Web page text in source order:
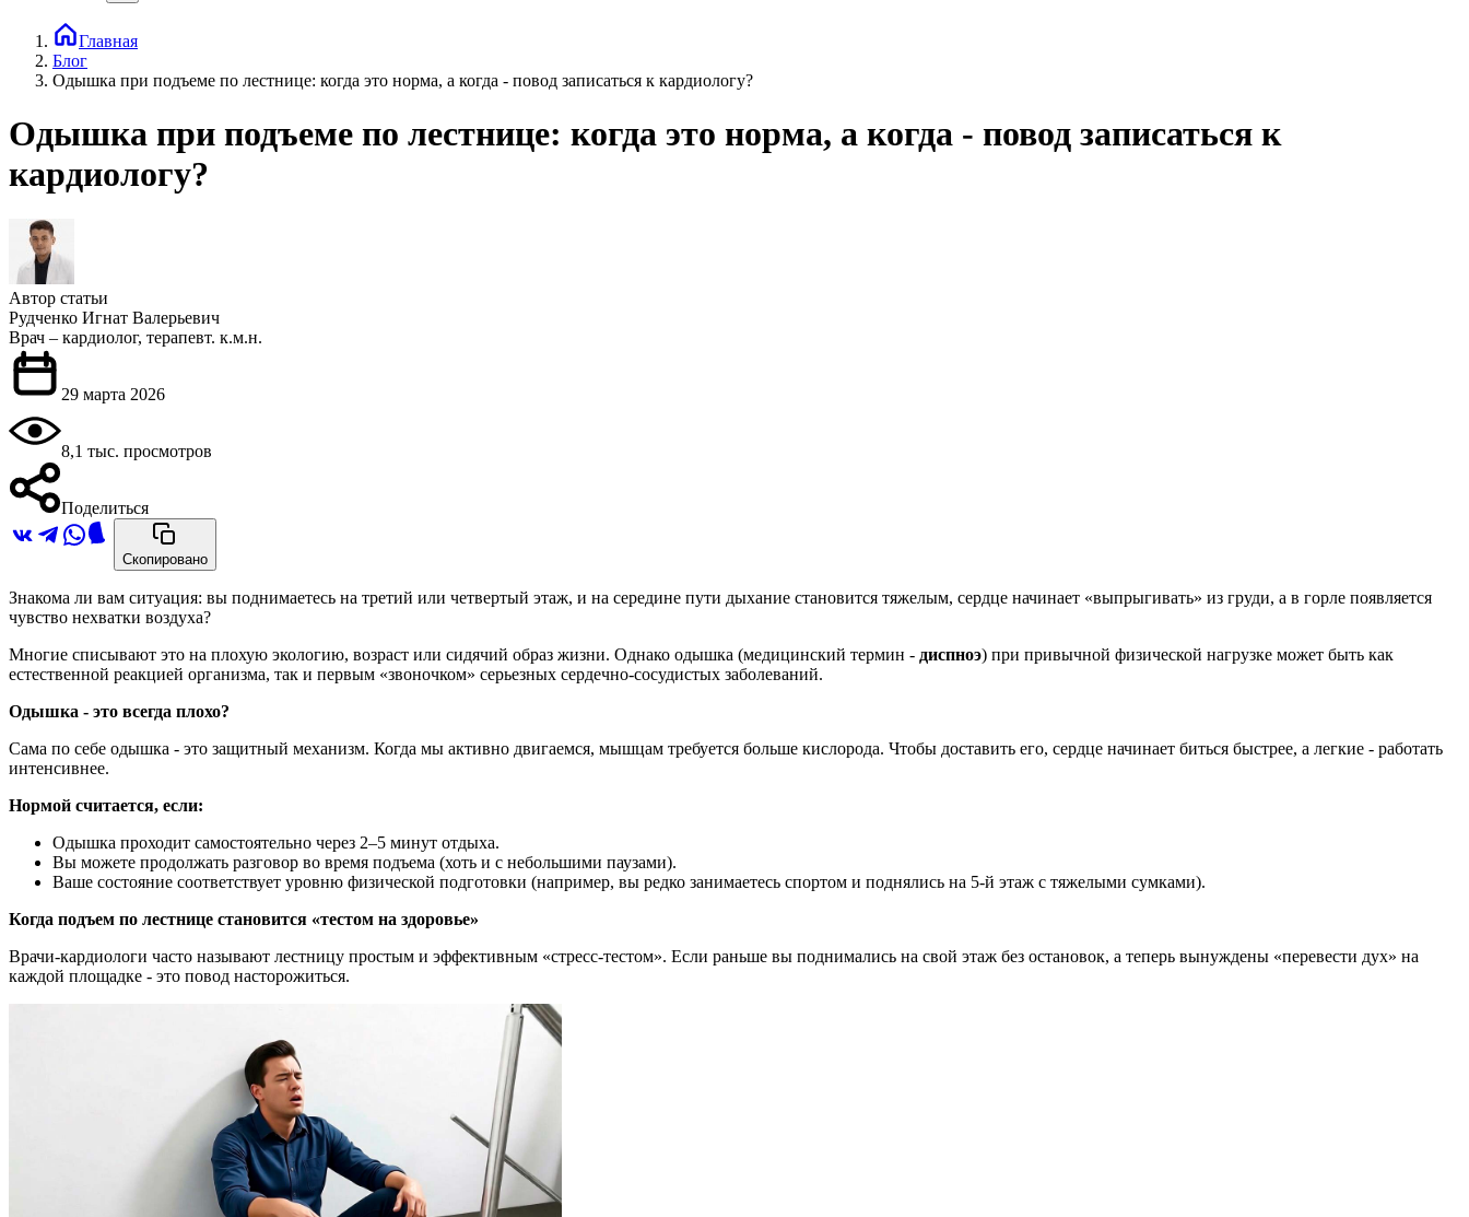
Главная
Блог
Одышка при подъеме по лестнице: когда это норма, а когда - повод записаться к кардиологу?
Одышка при подъеме по лестнице: когда это норма, а когда - повод записаться к
кардиологу?
Автор статьи
Рудченко Игнат Валерьевич
Врач – кардиолог, терапевт. к.м.н.
29 марта 2026
8,1 тыс. просмотров
Поделиться
Скопировано
Знакома ли вам ситуация: вы поднимаетесь на третий или четвертый этаж, и на середине пути дыхание становится тяжелым, сердце начинает «выпрыгивать» из груди, а в горле появляется
чувство нехватки воздуха?
Многие списывают это на плохую экологию, возраст или сидячий образ жизни. Однако одышка (медицинский термин - диспноэ) при привычной физической нагрузке может быть как
естественной реакцией организма, так и первым «звоночком» серьезных сердечно-сосудистых заболеваний.
Одышка - это всегда плохо?
Сама по себе одышка - это защитный механизм. Когда мы активно двигаемся, мышцам требуется больше кислорода. Чтобы доставить его, сердце начинает биться быстрее, а легкие - работать
интенсивнее.
Нормой считается, если:
Одышка проходит самостоятельно через 2–5 минут отдыха.
Вы можете продолжать разговор во время подъема (хоть и с небольшими паузами).
Ваше состояние соответствует уровню физической подготовки (например, вы редко занимаетесь спортом и поднялись на 5-й этаж с тяжелыми сумками).
Когда подъем по лестнице становится «тестом на здоровье»
Врачи-кардиологи часто называют лестницу простым и эффективным «стресс-тестом». Если раньше вы поднимались на свой этаж без остановок, а теперь вынуждены «перевести дух» на
каждой площадке - это повод насторожиться.